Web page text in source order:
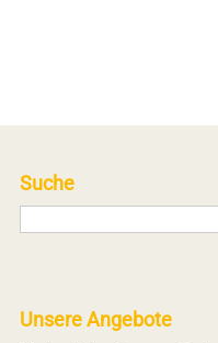
Suche
Unsere Angebote